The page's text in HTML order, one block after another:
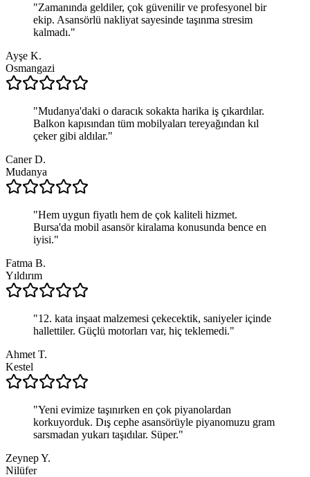
"Zamanında geldiler, çok güvenilir ve profesyonel bir
ekip. Asansörlü nakliyat sayesinde taşınma stresim
kalmadı."
Ayşe K.
Osmangazi
"Mudanya'daki o daracık sokakta harika iş çıkardılar.
Balkon kapısından tüm mobilyaları tereyağından kıl
çeker gibi aldılar."
Caner D.
Mudanya
"Hem uygun fiyatlı hem de çok kaliteli hizmet.
Bursa'da mobil asansör kiralama konusunda bence en
iyisi."
Fatma B.
Yıldırım
"12. kata inşaat malzemesi çekecektik, saniyeler içinde
hallettiler. Güçlü motorları var, hiç teklemedi."
Ahmet T.
Kestel
"Yeni evimize taşınırken en çok piyanolardan
korkuyorduk. Dış cephe asansörüyle piyanomuzu gram
sarsmadan yukarı taşıdılar. Süper."
Zeynep Y.
Nilüfer